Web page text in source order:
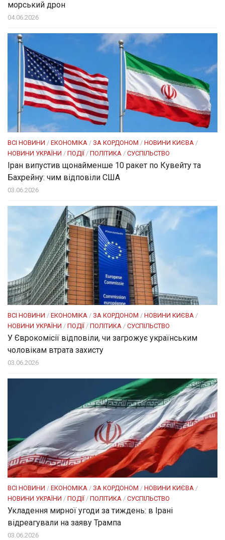
морський дрон
04.06.2026
ВСІ НОВИНИ / ЕКОНОМІКА / ЗА КОРДОНОМ / НОВИНИ КИЄВА /
НОВИНИ УКРАЇНИ / ПОДІЇ / ПОЛІТИКА / СУСПІЛЬСТВО
Іран випустив щонайменше 10 ракет по Кувейту та
Бахрейну: чим відповіли США
03.06.2026
ВСІ НОВИНИ / ЕКОНОМІКА / ЗА КОРДОНОМ / НОВИНИ КИЄВА /
НОВИНИ УКРАЇНИ / ПОДІЇ / ПОЛІТИКА / СУСПІЛЬСТВО
У Єврокомісії відповіли, чи загрожує українським
чоловікам втрата захисту
03.06.2026
ВСІ НОВИНИ / ЕКОНОМІКА / ЗА КОРДОНОМ / НОВИНИ КИЄВА /
НОВИНИ УКРАЇНИ / ПОДІЇ / ПОЛІТИКА / СУСПІЛЬСТВО
Укладення мирної угоди за тиждень: в Ірані
відреагували на заяву Трампа
03.06.2026